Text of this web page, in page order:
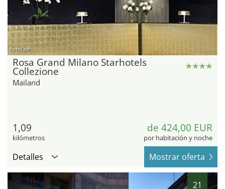
hotel.de
Rosa Grand Milano Starhotels
Collezione
Mailand
1,09
kilómetros
de 424,00 EUR
por habitación y noche
Detalles Mostrar oferta
21